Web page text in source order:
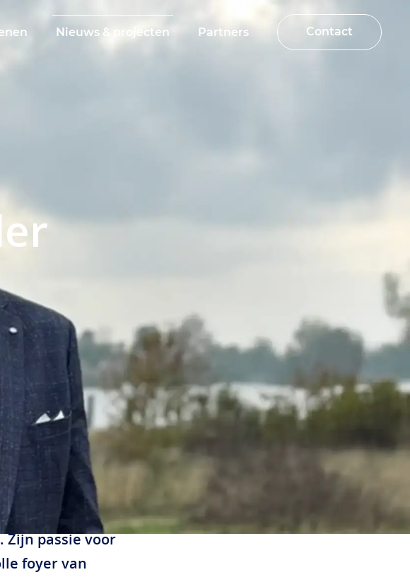
Nieuws & projecten Partners Contact
bestuur van het
is een bekend
Zijn passie voor
foyer van